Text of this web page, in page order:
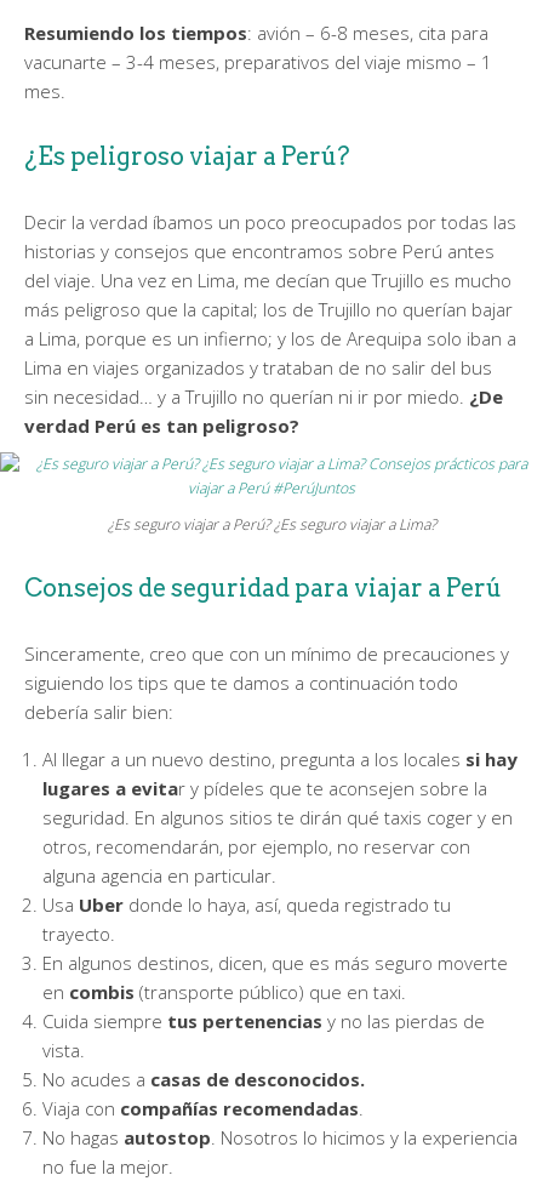
Resumiendo los tiempos: avión – 6-8 meses, cita para
vacunarte – 3-4 meses, preparativos del viaje mismo – 1
mes.
¿Es peligroso viajar a Perú?
Decir la verdad íbamos un poco preocupados por todas las
historias y consejos que encontramos sobre Perú antes
del viaje. Una vez en Lima, me decían que Trujillo es mucho
más peligroso que la capital; los de Trujillo no querían bajar
a Lima, porque es un infierno; y los de Arequipa solo iban a
Lima en viajes organizados y trataban de no salir del bus
sin necesidad… y a Trujillo no querían ni ir por miedo. ¿De
verdad Perú es tan peligroso?
¿Es seguro viajar a Perú? ¿Es seguro viajar a Lima?
Consejos de seguridad para viajar a Perú
Sinceramente, creo que con un mínimo de precauciones y
siguiendo los tips que te damos a continuación todo
debería salir bien:
Al llegar a un nuevo destino, pregunta a los locales si hay
lugares a evitar y pídeles que te aconsejen sobre la
seguridad. En algunos sitios te dirán qué taxis coger y en
otros, recomendarán, por ejemplo, no reservar con
alguna agencia en particular.
Usa Uber donde lo haya, así, queda registrado tu
trayecto.
En algunos destinos, dicen, que es más seguro moverte
en combis (transporte público) que en taxi.
Cuida siempre tus pertenencias y no las pierdas de
vista.
No acudes a casas de desconocidos.
Viaja con compañías recomendadas
No hagas autostop . Nosotros lo hicimos y la experiencia
no fue la mejor.